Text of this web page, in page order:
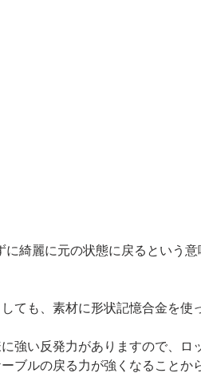
綺麗に元の状態に戻るという意
ても、素材に形状記憶合金を使
強い反発力がありますので、
ブルの戻る力が強くなることか